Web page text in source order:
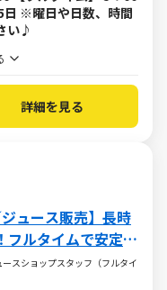
※曜日や日数、時間
い♪
詳細を見る
ジュース販売】長時
フルタイムで安定し
スショップスタッフ（フルタイ